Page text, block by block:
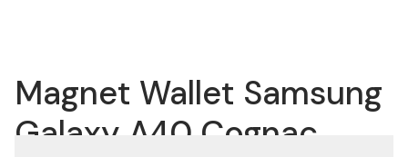
Magnet Wallet Samsung
Galaxy A40 Cognac